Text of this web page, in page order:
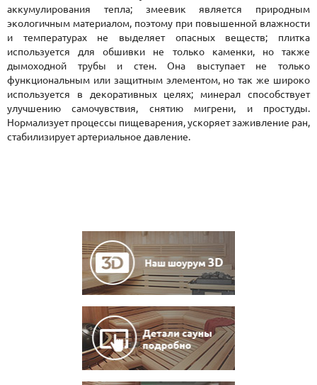
аккумулирования тепла; змеевик является природным
экологичным материалом, поэтому при повышенной влажности
и температурах не выделяет опасных веществ; плитка
используется для обшивки не только каменки, но также
дымоходной трубы и стен. Она выступает не только
функциональным или защитным элементом, но так же широко
используется в декоративных целях; минерал способствует
улучшению самочувствия, снятию мигрени, и простуды.
Нормализует процессы пищеварения, ускоряет заживление ран,
стабилизирует артериальное давление.